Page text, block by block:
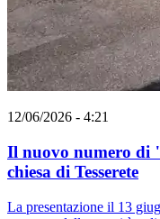
12/06/2026 - 4:21
Il nuovo numero di
chiesa di Tesserete
La presentazione il 13